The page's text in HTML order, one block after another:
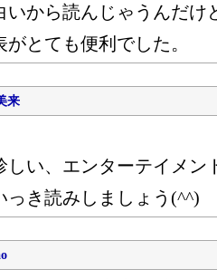
いから読んじゃうんだ
とても便利でした。
来
しい、エンターテイメン
っき読みしましょう(^^)